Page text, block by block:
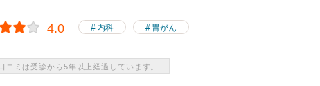
4.0 内科 胃がん
コミは受診から5年以上経過しています。